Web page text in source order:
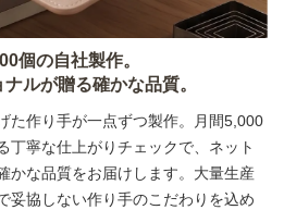
個の自社製作。
ルが贈る確かな品質。
た作り手が一点ずつ製作。月間5,000
丁寧な仕上がりチェックで、ネット
かな品質をお届けします。大量生産
妥協しない作り手のこだわりを込め